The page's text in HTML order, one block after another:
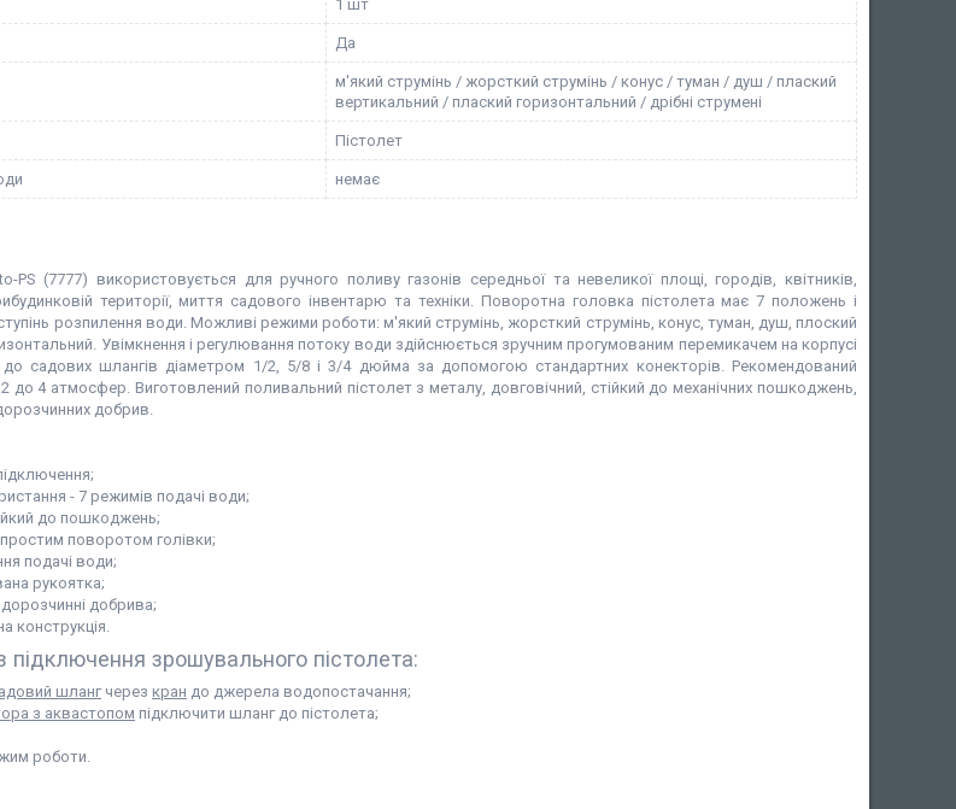
1 шт
Да
м'який струмінь / жорсткий струмінь / конус / туман / душ / плаский
вертикальний / плаский горизонтальний / дрібні струмені
Пістолет
немає
PS (7777) використовується для ручного поливу газонів середньої та невеликої площі, городів, квітників,
території, миття садового інвентарю та техніки. Поворотна головка пістолета має 7 положень і
розпилення води. Можливі режими роботи: м'який струмінь, жорсткий струмінь, конус, туман, душ, плоский
Увімкнення і регулювання потоку води здійснюється зручним прогумованим перемикачем на корпусі
садових шлангів діаметром 1/2, 5/8 і 3/4 дюйма за допомогою стандартних конекторів. Рекомендований
2 до 4 атмосфер. Виготовлений поливальний пістолет з металу, довговічний, стійкий до механічних пошкоджень,
добрив.
- 7 режимів подачі води;
до пошкоджень;
поворотом голівки;
подачі води;
рукоятка;
добрива;
конструкція.
підключення зрошувального пістолета:
шланг через кран до джерела водопостачання;
з аквастопом підключити шланг до пістолета;
роботи.